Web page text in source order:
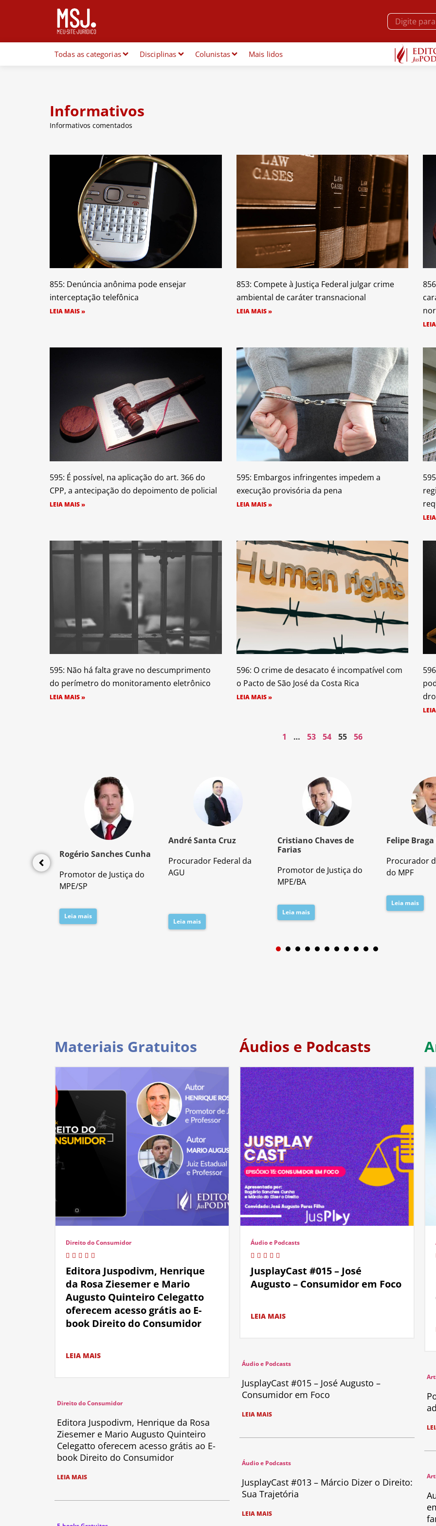
Todas as categorias Disciplinas Colunistas Mais lidos
Informativos
Informativos comentados
855: Denúncia anônima pode ensejar
interceptação telefônica
LEIA MAIS »
853: Compete à Justiça Federal julgar crime
ambiental de caráter transnacional
LEIA MAIS »
595: É possível, na aplicação do art. 366 do
CPP, a antecipação do depoimento de policial
LEIA MAIS »
595: Embargos infringentes impedem a
execução provisória da pena
LEIA MAIS »
595: Não há falta grave no descumprimento
do perímetro do monitoramento eletrônico
LEIA MAIS »
596: O crime de desacato é incompatível com
o Pacto de São José da Costa Rica
LEIA MAIS »
1 … 53 54 55 56
Civil
Rogério Sanches Cunha
Promotor de Justiça do
MPE/SP
Leia mais
André Santa Cruz
Procurador Federal da
AGU
Leia mais
Cristiano Chaves de
Farias
Promotor de Justiça do
MPE/BA
Leia mais
Felipe
Procurador
do MPF
Leia mais
1 2
Materiais Gratuitos
Direito do Consumidor
Editora Juspodivm, Henrique
da Rosa Ziesemer e Mario
Augusto Quinteiro Celegatto
oferecem acesso grátis ao E-
book Direito do Consumidor
LEIA MAIS
Direito do Consumidor
Editora Juspodivm, Henrique da Rosa
Ziesemer e Mario Augusto Quinteiro
Celegatto oferecem acesso grátis ao E-
book Direito do Consumidor
LEIA MAIS
Áudios e Podcasts
Áudio e Podcasts
JusplayCast #015 – José
Augusto – Consumidor em Foco
LEIA MAIS
Áudio e Podcasts
JusplayCast #015 – José Augusto –
Consumidor em Foco
LEIA MAIS
Áudio e Podcasts
JusplayCast #013 – Márcio Dizer o Direito:
Sua Trajetória
LEIA MAIS